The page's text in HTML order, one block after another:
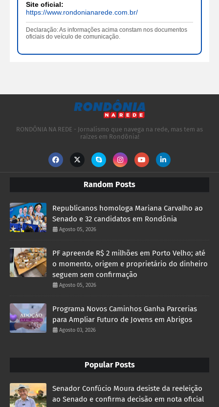
Site oficial:
https://www.rondonianarede.com.br/
Declaração: As informações acima constam nos documentos
oficiais do veículo de comunicação.
RONDÔNIA NA REDE - Jornalismo que navega na rede, mas tem as
raízes em Rondônia!
Random Posts
Republicanos homologa Mariana Carvalho ao
Senado e 32 candidatos em Rondônia
Agosto 05, 2026
PF apreende R$ 2 milhões em Porto Velho; até
o momento, origem e proprietário do dinheiro
seguem sem confirmação
Agosto 05, 2026
Programa Novos Caminhos Ganha Parcerias
para Ampliar Futuro de Jovens em Abrigos
Agosto 03, 2026
Popular Posts
Senador Confúcio Moura desiste da reeleição
ao Senado e confirma decisão em nota oficial